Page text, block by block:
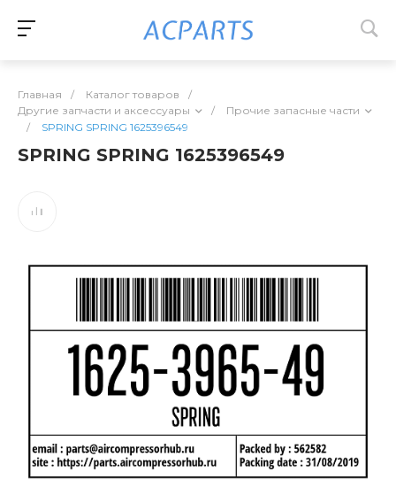
Главная / Каталог товаров
/
Другие запчасти и аксессуары
/
Прочие запасные части
/
SPRING SPRING 1625396549
SPRING SPRING 1625396549